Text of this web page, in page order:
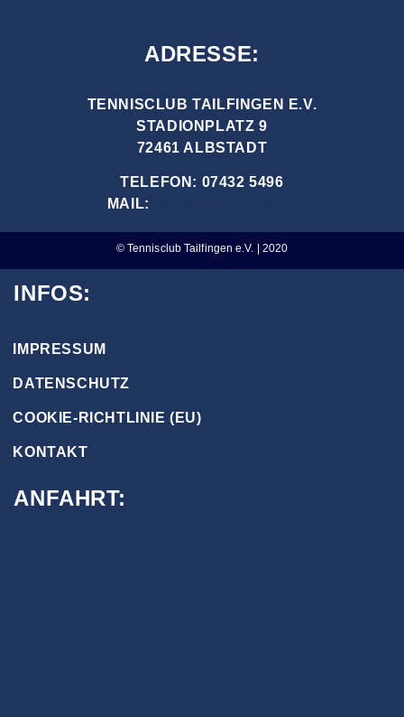
ADRESSE:
TENNISCLUB TAILFINGEN E.V.
STADIONPLATZ 9
72461 ALBSTADT
TELEFON: 07432 5496
MAIL:
© Tennisclub Tailfingen e.V. | 2020
INFOS:
IMPRESSUM
DATENSCHUTZ
COOKIE-RICHTLINIE (EU)
KONTAKT
ANFAHRT: